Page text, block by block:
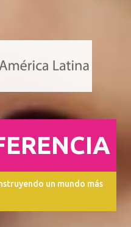
un mundo más